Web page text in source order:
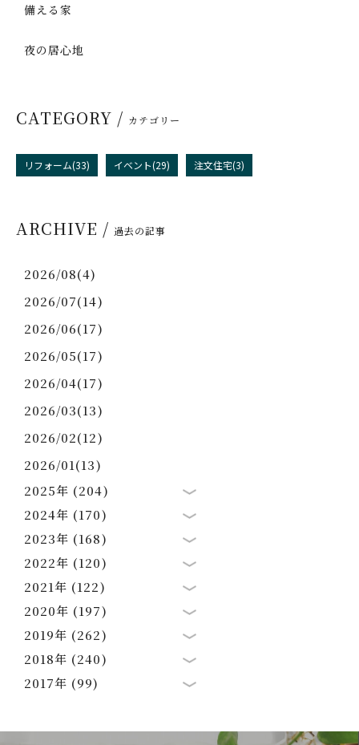
備える家
夜の居心地
CATEGORY / カテゴリー
リフォーム(33) イベント(29) 注文住宅(3)
ARCHIVE / 過去の記事
2026/08(4)
2026/07(14)
2026/06(17)
2026/05(17)
2026/04(17)
2026/03(13)
2026/02(12)
2026/01(13)
2025年 (204)
2024年 (170)
2023年 (168)
2022年 (120)
2021年 (122)
2020年 (197)
2019年 (262)
2018年 (240)
2017年 (99)